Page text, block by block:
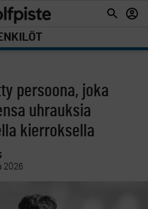
persoona, joka
uhrauksia
kierroksella
2026